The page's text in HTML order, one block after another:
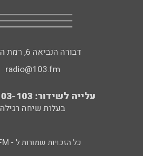
דבורה הנביאה 6, רמת השרון
radio@103.fm
עלייה לשידור: 0552-103-103
בעלות שיחה רגילה
כל הזכויות שמורות ל - 103FM